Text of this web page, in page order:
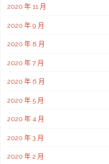
2020 年 11 月
2020 年 9 月
2020 年 8 月
2020 年 7 月
2020 年 6 月
2020 年 5 月
2020 年 4 月
2020 年 3 月
2020 年 2 月